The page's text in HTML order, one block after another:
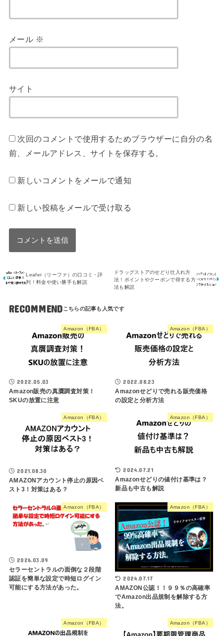
メール ※
サイト
次回のコメントで使用するためブラウザーに自分の名
前、メールアドレス、サイトを保存する。
新しいコメントをメールで通知
新しい投稿をメールで受け取る
Leafer（リーファ）の口コミ・評
判！料金や使い勝手も解説
ドラッグストアのせどり仕入れ方
法！ポイントやクーポンで得する方
法も解説
RECOMMEND
Amazon（FBA）
2022.05.03
Amazon販売の真贋調査対策！
SKUの放置に注意
Amazon（FBA）
2022.08.23
Amazonせどりで売れる販売価格
の設定と分析方法
Amazon（FBA）
2021.08.30
AMAZONアカウント停止の原因ベ
スト3！対策はある？
Amazon（FBA）
2024.07.21
Amazonせどりの値付け基準は？
新品も中古も解説
Amazon（FBA）
2026.03.09
セラーセントラルの面倒な２段階
認証を簡単な設定で時短ログイン
可能にする方法があった。
Amazon（FBA）
2024.07.17
AMAZON公認！！９９％の高確率
でAmazon出品規制を解除する方
法。
Amazon（FBA） Amazon（FBA）